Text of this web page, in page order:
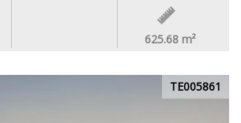
625.68 m²
TE005861